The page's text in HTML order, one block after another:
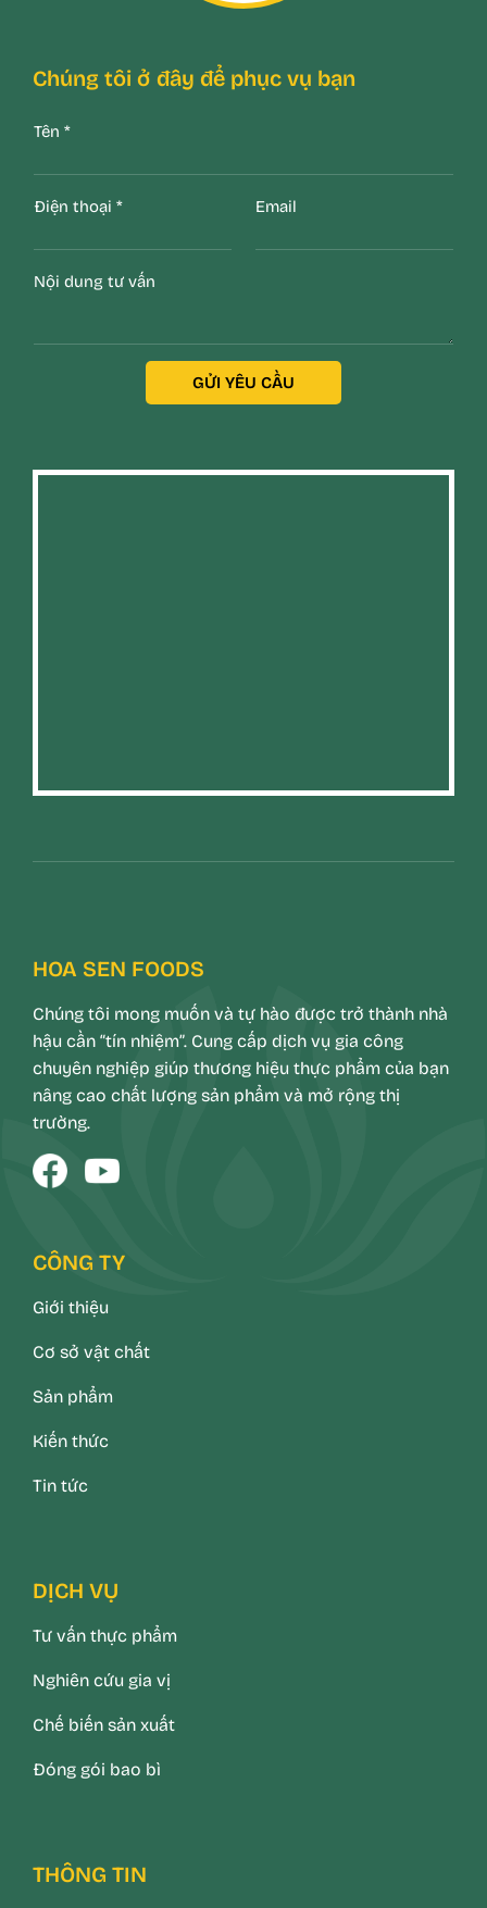
Chúng tôi ở đây để phục vụ bạn
Tên *
Điện thoại * Email
Nội dung tư vấn
GỬI YÊU CẦU
HOA SEN FOODS
Chúng tôi mong muốn và tự hào được trở thành nhà
hậu cần “tín nhiệm”. Cung cấp dịch vụ gia công
chuyên nghiệp giúp thương hiệu thực phẩm của bạn
nâng cao chất lượng sản phẩm và mở rộng thị
trường.
CÔNG TY
Giới thiệu
Cơ sở vật chất
Sản phẩm
Kiến thức
Tin tức
DỊCH VỤ
Tư vấn thực phẩm
Nghiên cứu gia vị
Chế biến sản xuất
Đóng gói bao bì
THÔNG TIN